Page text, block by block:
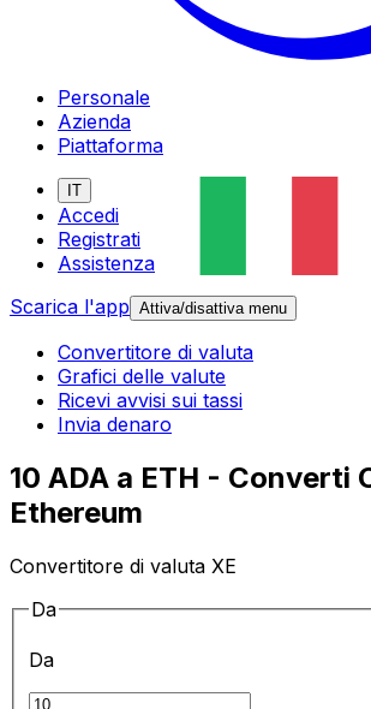
Personale
Azienda
Piattaforma
IT
Accedi
Registrati
Assistenza
Scarica l'app Attiva/disattiva menu
Convertitore di valuta
Grafici delle valute
Ricevi avvisi sui tassi
Invia denaro
10 ADA a ETH - Converti
Ethereum
Convertitore di valuta XE
Da
Da